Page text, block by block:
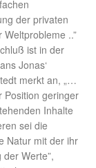
der privaten
..”
ist in der
Jonas‘
merkt an, „…
Position geringer
Inhalte
sei die
Natur mit der ihr
Werte”,